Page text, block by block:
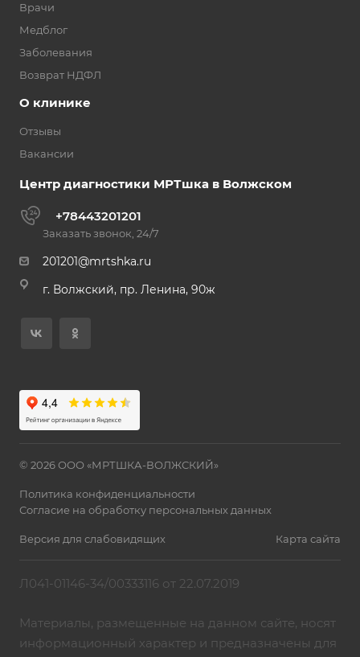
Врачи
Медблог
Заболевания
Возврат НДФЛ
О клинике
Отзывы
Вакансии
Центр диагностики МРТшка в Волжском
+78443201201
Заказать звонок, 24/7
201201@mrtshka.ru
г. Волжский, пр. Ленина, 90ж
© 2026 ООО «МРТШКА-ВОЛЖСКИЙ»
Политика конфиденциальности
Согласие на обработку персональных данных
Версия для слабовидящих Карта сайта
Л041-01146-34/00333116 от 22.07.2019
Материалы, размещенные на данном сайте, носят
информационный характер и предназначены для